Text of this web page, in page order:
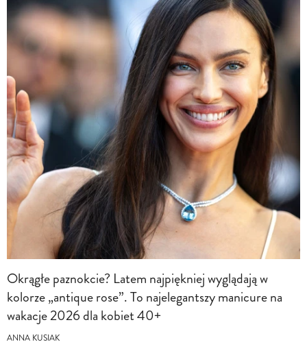
Okrągłe paznokcie? Latem najpiękniej wyglądają w
kolorze „antique rose”. To najelegantszy manicure na
wakacje 2026 dla kobiet 40+
ANNA KUSIAK